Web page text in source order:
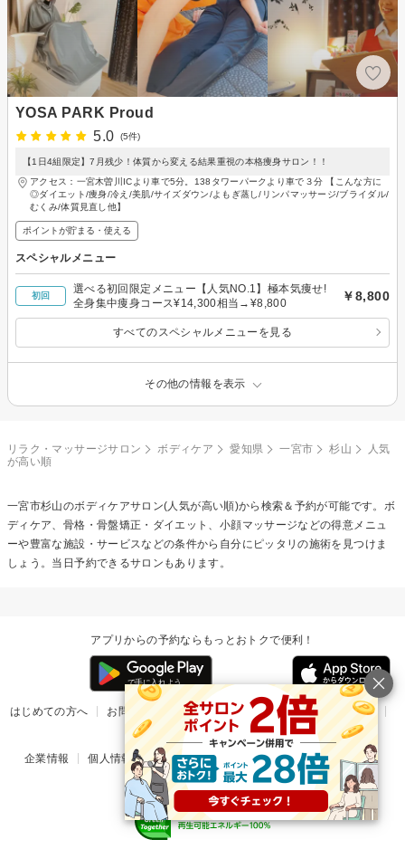
YOSA PARK Proud
5.0
(5件)
【1日4組限定】7月残少！体質から変える結果重視の本格痩身サロン！！
アクセス：一宮木曽川ICより車で5分。138タワーパークより車で３分 【こんな方に
◎ダイエット/痩身/冷え/美肌/サイズダウン/よもぎ蒸し/リンパマッサージ/ブライダル/
むくみ/体質見直し他】
ポイントが貯まる・使える
スペシャルメニュー
初回
選べる初回限定メニュー【人気NO.1】極本気痩せ!
全身集中痩身コース¥14,300相当→¥8,800
￥8,800
すべてのスペシャルメニューを見る
その他の情報を表示
リラク・マッサージサロン ボディケア 愛知県 一宮市 杉山
人気
が高い順
一宮市杉山のボディケアサロン(人気が高い順)から検索＆予約が可能です。ボ
ディケア、骨格・骨盤矯正・ダイエット、小顔マッサージなどの得意メニュ
ーや豊富な施設・サービスなどの条件から自分にピッタリの施術を見つけま
しょう。当日予約できるサロンもあります。
アプリからの予約ならもっとおトクで便利！
はじめての方へ お問い合わせ ヘルプ リリース情報
利用規約
掲載ご希望のサロン様
企業情報 個人情報保護方針 楽天のサービス一覧 アプリ一覧
© Rakuten Group, Inc.